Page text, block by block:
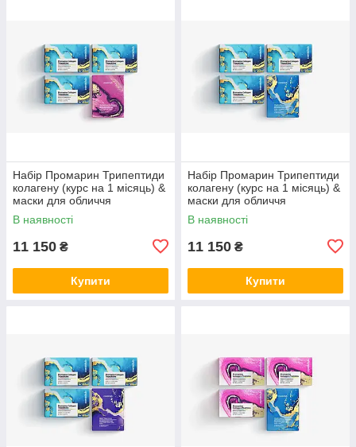
Набір Промарин Трипептиди
колагену (курс на 1 місяць) &
маски для обличчя
біоцелюлозні Advanced
Collagen (5 саше)
В наявності
11 150 ₴
Купити
Набір Промарин Трипептиди
колагену (курс на 1 місяць) &
маски для обличчя
біоцелюлозні Hydro Boost (5
саше)
В наявності
11 150 ₴
Купити